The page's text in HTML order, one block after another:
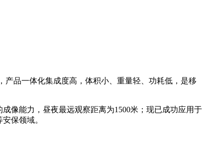
品一体化集成度高，体积小、重量轻、功耗低，是移
像能力，昼夜最远观察距离为1500米；现已成功应用于
保领域。